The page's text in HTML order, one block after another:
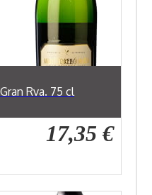
Rva. 75 cl
17,35 €